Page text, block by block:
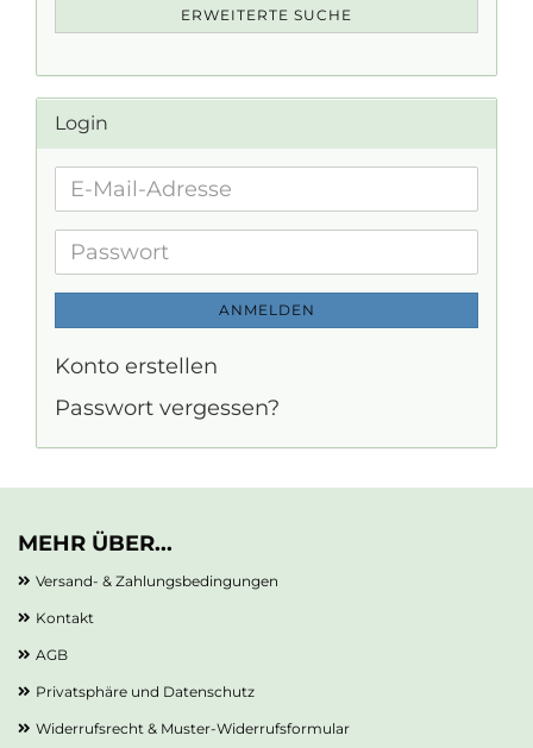
ERWEITERTE SUCHE
Login
E-
Adresse
Passwort
ANMELDEN
Konto erstellen
Passwort vergessen?
MEHR ÜBER...
Versand- & Zahlungsbedingungen
Kontakt
AGB
Privatsphäre und Datenschutz
Widerrufsrecht & Muster-Widerrufsformular